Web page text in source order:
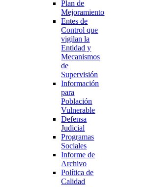
Plan de
Mejoramiento
Entes de
Control que
vigilan la
Entidad y
Mecanismos
de
Supervisión
Información
para
Población
Vulnerable
Defensa
Judicial
Programas
Sociales
Informe de
Archivo
Política de
Calidad